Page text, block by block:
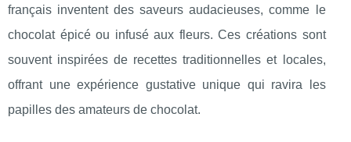
français inventent des saveurs audacieuses, comme le
chocolat épicé ou infusé aux fleurs. Ces créations sont
souvent inspirées de recettes traditionnelles et locales,
offrant une expérience gustative unique qui ravira les
papilles des amateurs de chocolat.